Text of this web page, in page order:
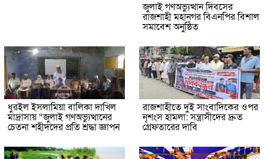
জুলাই গণঅভ্যুত্থান দিবসের
রাজশাহী মহানগর বিএনপির বিশাল
সমাবেশ অনুষ্ঠিত
ধুরইল ইসলামিয়া বালিকা দাখিল
মাদ্রাসায় “জুলাই গণঅভ্যুত্থানের
চেতনা শহীদদের প্রতি শ্রদ্ধা জ্ঞাপন
রাজশাহীতে দুই সাংবাদিকের ওপর
নৃশংস হামলা: সন্ত্রাসীদের দ্রুত
গ্রেফতারের দাবি